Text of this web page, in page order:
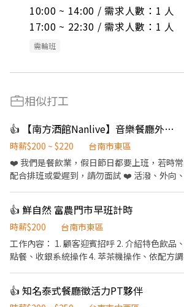
10:00 ~ 14:00 / 需求人數：1 人
17:00 ~ 22:30 / 需求人數：1 人
需輪班
相似打工
👍 【南方酒館Nanlive】音樂餐廳外場送餐人員｜超高獎金制度
時薪$200 ~ $220
台南市東區
❤️ 我們是餐飲業，假日節日都要上班，若時
配合排班或愛遲到，請勿面試 ❤️ 活潑、外向
決顧客提出之疑問，並給予餐點上的建議。
通知廚房做餐。 ．於顧客用餐完畢後，負責收
【未來你可以學到】 ．舞台演出者的配線處
基本操作 ．基本調酒製作 【福利】 ·基本勞保 ·員工聚會，跑
👍 鮮自然 富農門市早班計時
時薪$200
台南市東區
工作內容： 1. 顧客迎賓招呼 2. 介紹特色飲品
點餐、收銀系統操作 4. 萃茶機操作、依配方
👍 知名泰式餐廳徵活力PT夥伴